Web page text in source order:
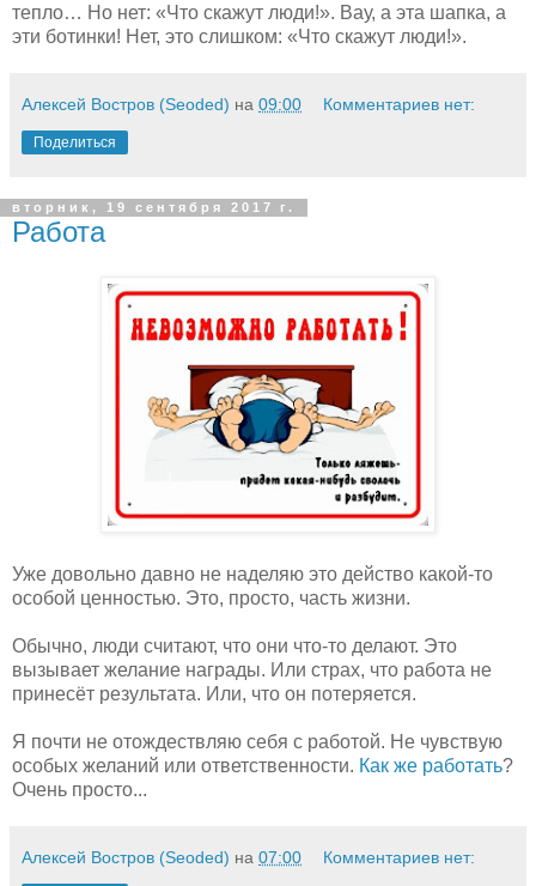
тепло… Но нет: «Что скажут люди!». Вау, а эта шапка, а
эти ботинки! Нет, это слишком: «Что скажут люди!».
Алексей Востров (Seoded) на 09:00 Комментариев нет:
Поделиться
вторник, 19 сентября 2017 г.
Работа
Уже довольно давно не наделяю это действо какой-то
особой ценностью. Это, просто, часть жизни.
Обычно, люди считают, что они что-то делают. Это
вызывает желание награды. Или страх, что работа не
принесёт результата. Или, что он потеряется.
Я почти не отождествляю себя с работой. Не чувствую
особых желаний или ответственности. Как же работать?
Очень просто...
Алексей Востров (Seoded) на 07:00 Комментариев нет: